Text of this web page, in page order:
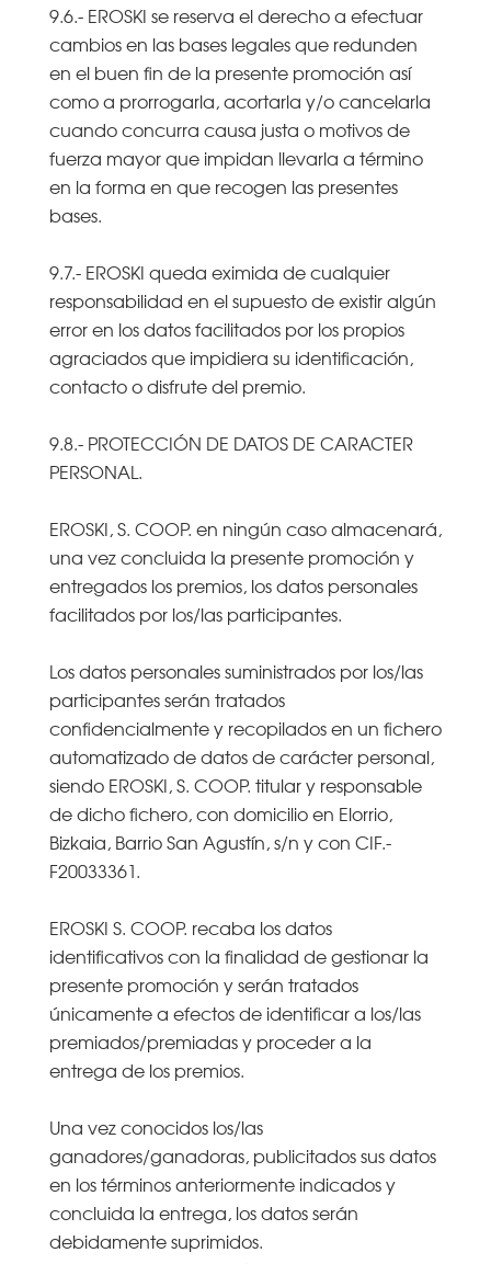
9.6.- EROSKI se reserva el derecho a efectuar
cambios en las bases legales que redunden
en el buen fin de la presente promoción así
como a prorrogarla, acortarla y/o cancelarla
cuando concurra causa justa o motivos de
fuerza mayor que impidan llevarla a término
en la forma en que recogen las presentes
bases.
9.7.- EROSKI queda eximida de cualquier
responsabilidad en el supuesto de existir algún
error en los datos facilitados por los propios
agraciados que impidiera su identificación,
contacto o disfrute del premio.
9.8.- PROTECCIÓN DE DATOS DE CARACTER
PERSONAL.
EROSKI, S. COOP. en ningún caso almacenará,
una vez concluida la presente promoción y
entregados los premios, los datos personales
facilitados por los/las participantes.
Los datos personales suministrados por los/las
participantes serán tratados
confidencialmente y recopilados en un fichero
automatizado de datos de carácter personal,
siendo EROSKI, S. COOP. titular y responsable
de dicho fichero, con domicilio en Elorrio,
Bizkaia, Barrio San Agustín, s/n y con CIF.-
F20033361.
EROSKI S. COOP. recaba los datos
identificativos con la finalidad de gestionar la
presente promoción y serán tratados
únicamente a efectos de identificar a los/las
premiados/premiadas y proceder a la
entrega de los premios.
Una vez conocidos los/las
ganadores/ganadoras, publicitados sus datos
en los términos anteriormente indicados y
concluida la entrega, los datos serán
debidamente suprimidos.